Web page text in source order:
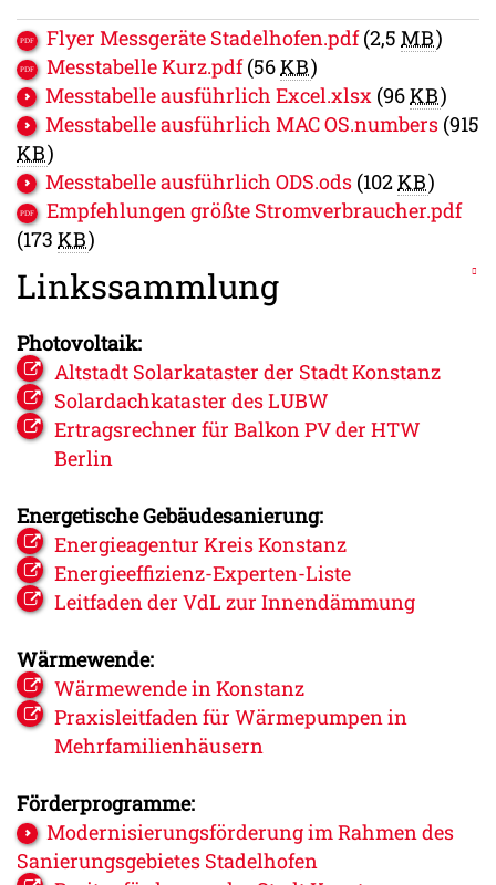
Flyer Messgeräte Stadelhofen.pdf (2,5 MB)
Messtabelle Kurz.pdf (56KB)
Messtabelle ausführlich Excel.xlsx (96KB)
Messtabelle ausführlich MAC OS.numbers (915
KB)
Messtabelle ausführlich ODS.ods (102KB)
Empfehlungen größte Stromverbraucher.pdf
(173 KB)
Linkssammlung
Photovoltaik:
Altstadt Solarkataster der Stadt Konstanz
Solardachkataster des LUBW
Ertragsrechner für Balkon PV der HTW
Berlin
Energetische Gebäudesanierung:
Energieagentur Kreis Konstanz
Energieeffizienz-Experten-Liste
Leitfaden der VdL zur Innendämmung
Wärmewende:
Wärmewende in Konstanz
Praxisleitfaden für Wärmepumpen in
Mehrfamilienhäusern
Förderprogramme:
Modernisierungsförderung im Rahmen des
Sanierungsgebietes Stadelhofen